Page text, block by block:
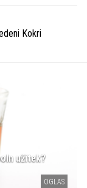
Kokri
užitek?
OGLAS